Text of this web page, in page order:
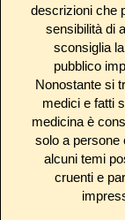
descrizioni che
sensibilità di
sconsiglia
pubblico
Nonostante si
medici e fatti
medicina è
solo a persone
alcuni temi
cruenti e